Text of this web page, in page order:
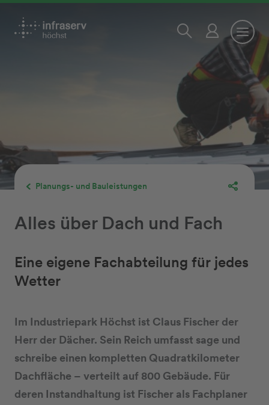
Planungs- und Bauleistungen
Alles über Dach und Fach
Eine eigene Fachabteilung für jedes
Wetter
Im Industriepark Höchst ist Claus Fischer der
Herr der Dächer. Sein Reich umfasst sage und
schreibe einen kompletten Quadratkilometer
Dachfläche – verteilt auf 800 Gebäude. Für
deren Instandhaltung ist Fischer als Fachplaner